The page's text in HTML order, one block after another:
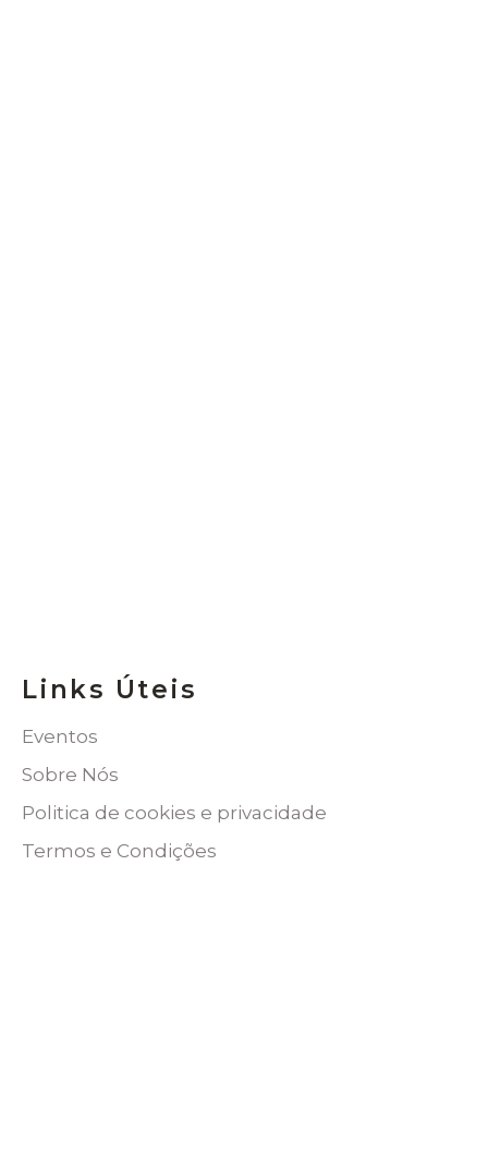
Links Úteis
Eventos
Sobre Nós
Politica de cookies e privacidade
Termos e Condições